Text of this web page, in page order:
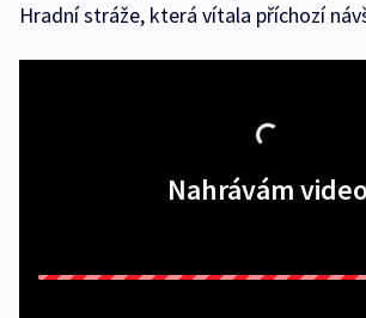
Hradní stráže, která vítala příchozí
Nahrávám video